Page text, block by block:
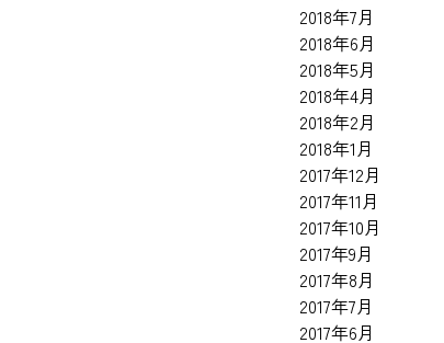
2018年7月
2018年6月
2018年5月
2018年4月
2018年2月
2018年1月
2017年12月
2017年11月
2017年10月
2017年9月
2017年8月
2017年7月
2017年6月